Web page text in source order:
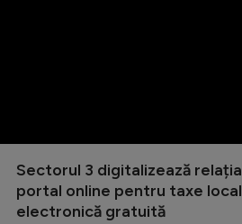
Sectorul 3 digitalizează
portal online pentru taxe
electronică gratuită